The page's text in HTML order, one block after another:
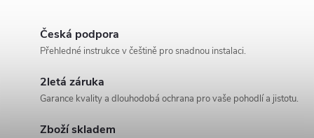
Česká podpora
Přehledné instrukce v češtině pro snadnou instalaci.
2letá záruka
Garance kvality a dlouhodobá ochrana pro vaše pohodlí a jistotu.
Zboží skladem